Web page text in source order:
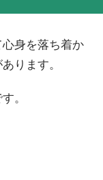
身を落ち着か
ります。
。